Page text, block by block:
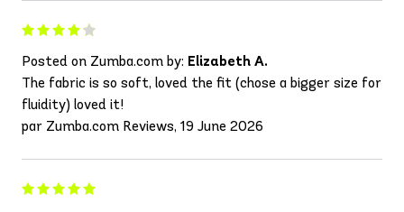
Posted on Zumba.com by: Elizabeth A.
The fabric is so soft, loved the fit (chose a bigger size for
fluidity) loved it!
par Zumba.com Reviews, 19 June 2026